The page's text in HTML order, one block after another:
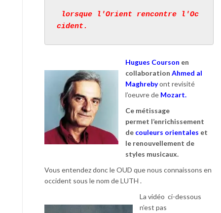
lorsque l'Orient rencontre l'Oc
cident.
Hugues Courson en
collaboration Ahmed al
Maghrebyont revisité
l’oeuvre de Mozart.
Ce métissage
permet l’enrichissement
de couleurs orientales et
le renouvellement de
styles musicaux.
Vous entendez donc le OUD que nous connaissons en
occident sous le nom de LUTH .
La vidéo ci-dessous
n’est pas